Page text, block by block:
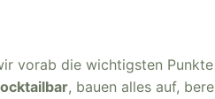
vorab die wichtigsten Punkte
, bauen alles auf,